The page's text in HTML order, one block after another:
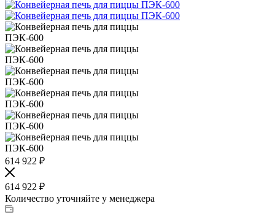
614 922 ₽
614 922 ₽
Количество уточняйте у менеджера